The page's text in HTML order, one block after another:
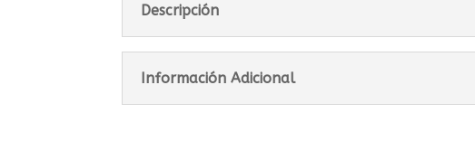
Descripción
Información Adicional